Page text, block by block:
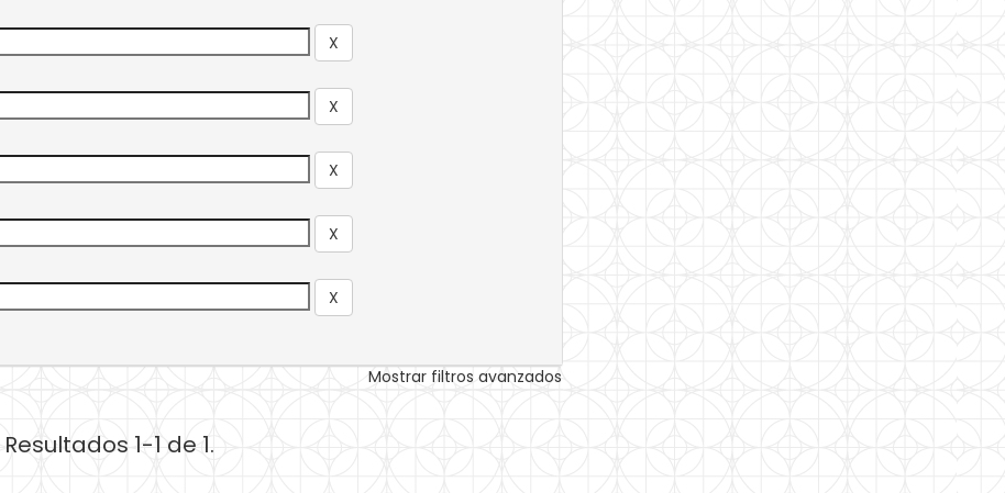
Mostrar filtros avanzados
Resultados 1-1 de 1.